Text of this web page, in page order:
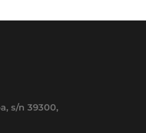
s/n 39300,